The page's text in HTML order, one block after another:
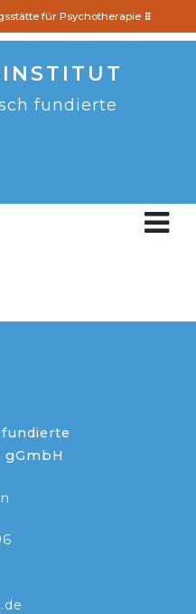
für Psychotherapie
fundierte
gGmbH